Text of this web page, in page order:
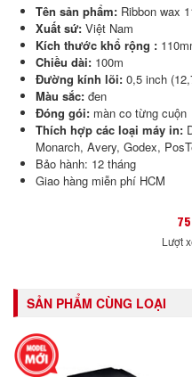
Tên sản phẩm: Ribbon wax
Xuất sứ: Việt Nam
Kích thước khổ rộng :
Chiều dài: 100m
Đường kính lõi: 0,5 inch
Màu sắc: đen
Đóng gói: màn co từng cuộn
Thích hợp các loại máy in:
Monarch, Avery, Godex,
Bảo hành: 12 tháng
Giao hàng miễn phí HCM
Lượt
SẢN PHẨM CÙNG LOẠI